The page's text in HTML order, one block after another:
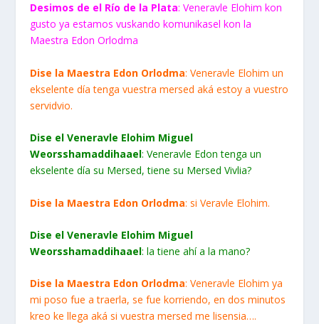
Desimos de el Río de la Plata: Veneravle Elohim kon
gusto ya estamos vuskando komunikasel kon la
Maestra Edon Orlodma
Dise la Maestra Edon Orlodma: Veneravle Elohim un
ekselente día tenga vuestra mersed aká estoy a vuestro
servidvio.
Dise el Veneravle Elohim Miguel
Weorsshamaddihaael: Veneravle Edon tenga un
ekselente día su Mersed, tiene su Mersed Vivlia?
Dise la Maestra Edon Orlodma: si Veravle Elohim.
Dise el Veneravle Elohim Miguel
Weorsshamaddihaael: la tiene ahí a la mano?
Dise la Maestra Edon Orlodma: Veneravle Elohim ya
mi poso fue a traerla, se fue korriendo, en dos minutos
kreo ke llega aká si vuestra mersed me lisensia….